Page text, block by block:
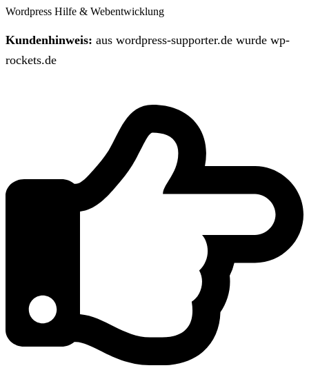
Wordpress Hilfe & Webentwicklung
Kundenhinweis: aus wordpress-supporter.de wurde wp-
rockets.de